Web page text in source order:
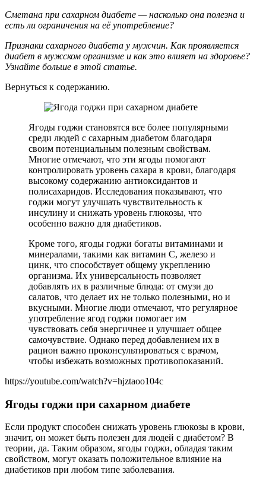
Сметана при сахарном диабете — насколько она полезна и
есть ли ограничения на её употребление?
Признаки сахарного диабета у мужчин. Как проявляется
диабет в мужском организме и как это влияет на здоровье?
Узнайте больше в этой статье.
Вернуться к содержанию.
Ягоды годжи становятся все более популярными
среди людей с сахарным диабетом благодаря
своим потенциальным полезным свойствам.
Многие отмечают, что эти ягоды помогают
контролировать уровень сахара в крови, благодаря
высокому содержанию антиоксидантов и
полисахаридов. Исследования показывают, что
годжи могут улучшать чувствительность к
инсулину и снижать уровень глюкозы, что
особенно важно для диабетиков.
Кроме того, ягоды годжи богаты витаминами и
минералами, такими как витамин C, железо и
цинк, что способствует общему укреплению
организма. Их универсальность позволяет
добавлять их в различные блюда: от смузи до
салатов, что делает их не только полезными, но и
вкусными. Многие люди отмечают, что регулярное
употребление ягод годжи помогает им
чувствовать себя энергичнее и улучшает общее
самочувствие. Однако перед добавлением их в
рацион важно проконсультироваться с врачом,
чтобы избежать возможных противопоказаний.
https://youtube.com/watch?v=hjztaoo104c
Ягоды годжи при сахарном диабете
Если продукт способен снижать уровень глюкозы в крови,
значит, он может быть полезен для людей с диабетом? В
теории, да. Таким образом, ягоды годжи, обладая таким
свойством, могут оказать положительное влияние на
диабетиков при любом типе заболевания.